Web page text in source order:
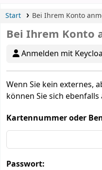
Start Bei Ihrem Konto
Bei Ihrem Konto
Anmelden mit
Wenn Sie kein externes,
können Sie sich ebenfalls
Kartennummer oder
Passwort: